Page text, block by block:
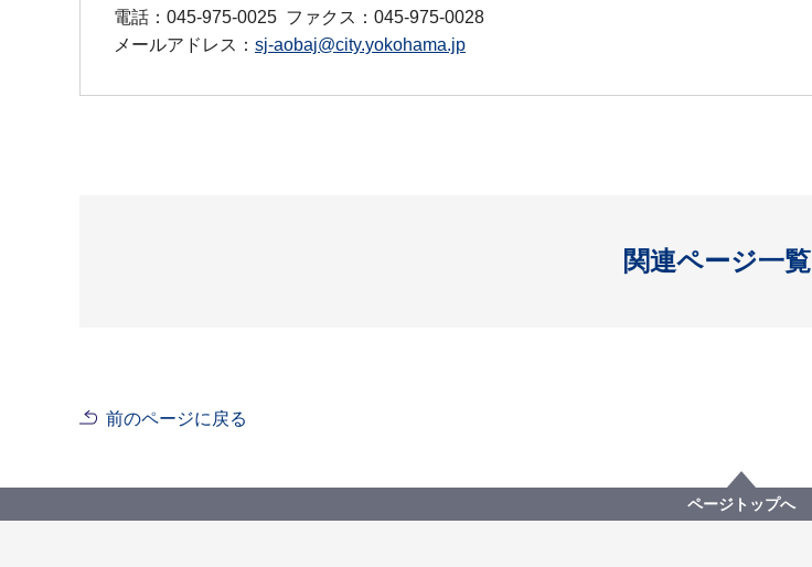
電話：045-975-0025 ファクス：045-975-0028
メールアドレス： sj-aobaj@city.yokohama.jp
関連ページ一覧
開く
前のページに戻る
ページトップへ